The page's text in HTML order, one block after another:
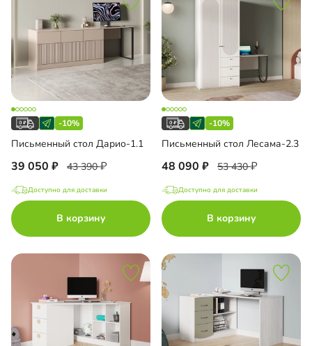
-10%
Письменный стол Дарио-1.1
39 050 43 390
Доступно для доставки
В корзину
-10%
Письменный стол Лесама-2.3
48 090 53 430
Доступно для доставки
В корзину